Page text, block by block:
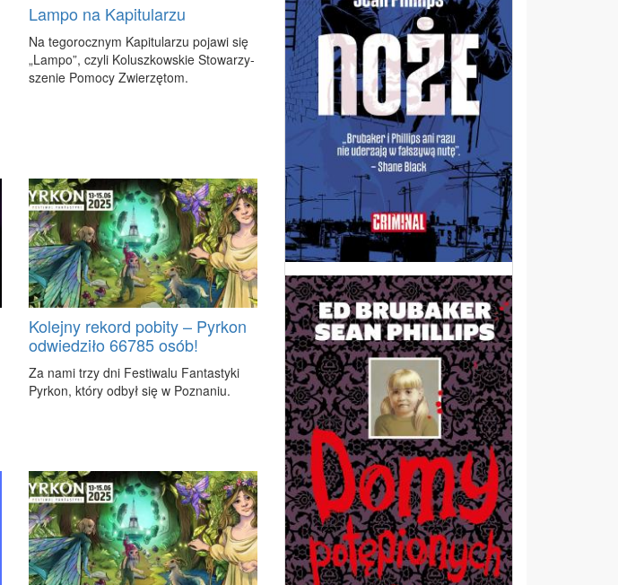
Lampo na Kapitularzu
Na te­go­rocz­nym Ka­pi­tu­la­rzu po­ja­wi się
„Lam­po”, czy­li Ko­lusz­kow­skie Sto­wa­rzy­
sze­nie Po­mo­cy Zwie­rzę­tom.
Kolejny rekord pobity – Pyrkon
odwiedziło 66785 osób!
Za na­mi trzy dni Fe­sti­wa­lu Fan­ta­sty­ki
Pyr­kon, któ­ry od­był się w Po­zna­niu.